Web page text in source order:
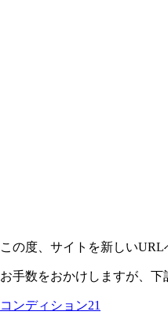
この度、サイトを新しい
お手数をおかけしますが、
コンディション21